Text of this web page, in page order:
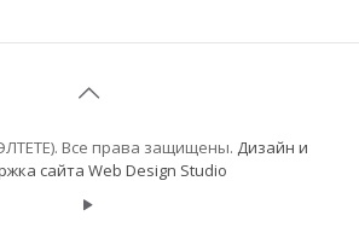
Все права защищены. Дизайн и
сайта Web Design Studio